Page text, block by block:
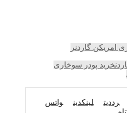
امریکن گاردنر
خرید پودر سوخاری
رددیت لینکدین
واتس